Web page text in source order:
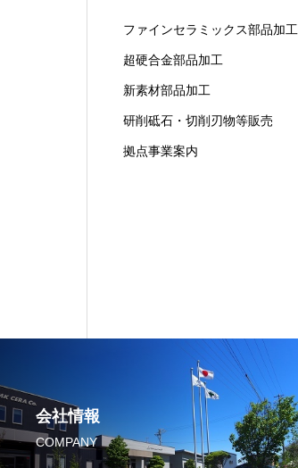
ファインセラミックス部品加工
超硬合金部品加工
新素材部品加工
研削砥石・切削刃物等販売
拠点事業案内
会社情報
COMPANY